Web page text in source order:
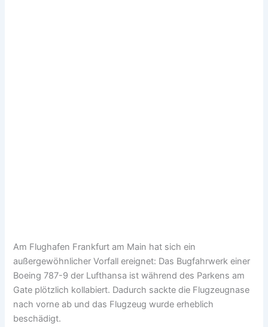
Am Flughafen Frankfurt am Main hat sich ein
außergewöhnlicher Vorfall ereignet: Das Bugfahrwerk einer
Boeing 787-9 der Lufthansa ist während des Parkens am
Gate plötzlich kollabiert. Dadurch sackte die Flugzeugnase
nach vorne ab und das Flugzeug wurde erheblich
beschädigt.